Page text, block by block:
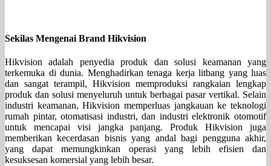
Sekilas Mengenai Brand Hikvision
Hikvision adalah penyedia produk dan solusi keamanan yang
terkemuka di dunia. Menghadirkan tenaga kerja litbang yang luas
dan sangat terampil, Hikvision memproduksi rangkaian lengkap
produk dan solusi menyeluruh untuk berbagai pasar vertikal. Selain
industri keamanan, Hikvision memperluas jangkauan ke teknologi
rumah pintar, otomatisasi industri, dan industri elektronik otomotif
untuk mencapai visi jangka panjang. Produk Hikvision juga
memberikan kecerdasan bisnis yang andal bagi pengguna akhir,
yang dapat memungkinkan operasi yang lebih efisien dan
kesuksesan komersial yang lebih besar.